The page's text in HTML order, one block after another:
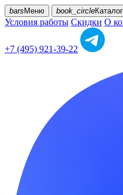
bars Меню book_circleКаталог
Условия работы Скидки О
+7 (495) 921-39-22